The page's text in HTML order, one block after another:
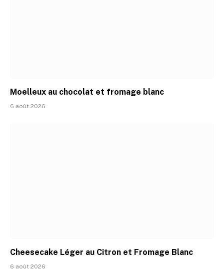
Moelleux au chocolat et fromage blanc
6 août 2026
Cheesecake Léger au Citron et Fromage Blanc
6 août 2026